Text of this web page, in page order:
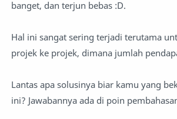
banget, dan terjun bebas :D.
Hal ini sangat sering terjadi terutama
projek ke projek, dimana jumlah
Lantas apa solusinya biar kamu yang
ini? Jawabannya ada di poin